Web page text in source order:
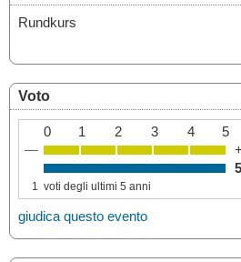
Rundkurs
Voto
0 1 2 3 4
5
—
+
1 voti degli ultimi 5 anni
giudica questo evento